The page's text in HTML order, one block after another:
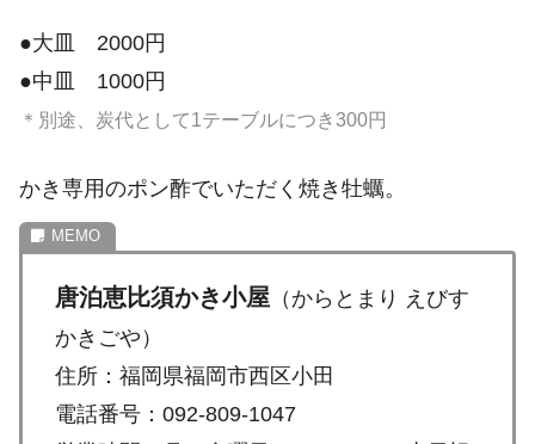
●大皿 2000円
●中皿 1000円
＊別途、炭代として1テーブルにつき300円
かき専用のポン酢でいただく焼き牡蠣。
唐泊恵比須かき小屋 （からとまり えびす
かきごや）
住所：福岡県福岡市西区小田
電話番号：092-809-1047